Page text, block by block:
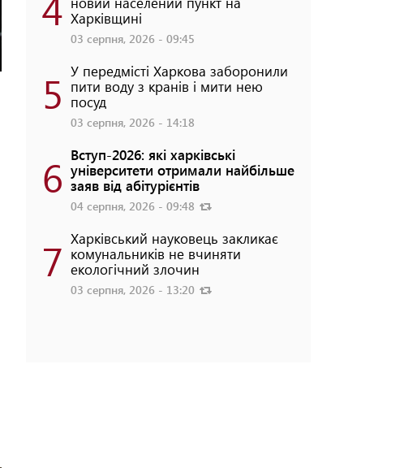
Харківщині
03 серпня, 2026 - 09:45
5 У передмісті Харкова заборонили
пити воду з кранів і мити нею
посуд
03 серпня, 2026 - 14:18
6 Вступ-2026: які харківські
університети отримали найбільше
заяв від абітурієнтів
04 серпня, 2026 - 09:48
7 Харківський науковець закликає
комунальників не вчиняти
екологічний злочин
03 серпня, 2026 - 13:20